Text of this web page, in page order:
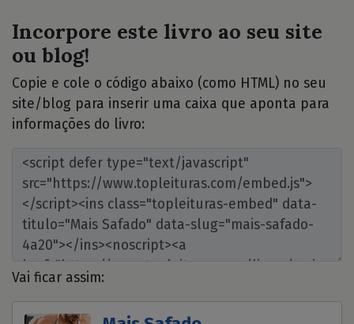
Incorpore este livro ao seu site
ou blog!
Copie e cole o código abaixo (como HTML) no seu
site/blog para inserir uma caixa que aponta para
informações do livro:
Vai ficar assim: